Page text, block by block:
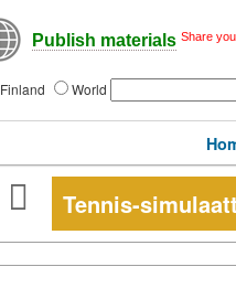
Publish materials Share
Finland World
Tennis-